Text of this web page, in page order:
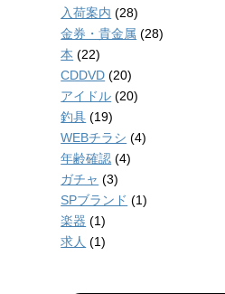
入荷案内 (28)
金券・貴金属 (28)
本 (22)
CDDVD (20)
アイドル (20)
釣具 (19)
WEBチラシ (4)
年齢確認 (4)
ガチャ (3)
SPブランド (1)
楽器 (1)
求人 (1)